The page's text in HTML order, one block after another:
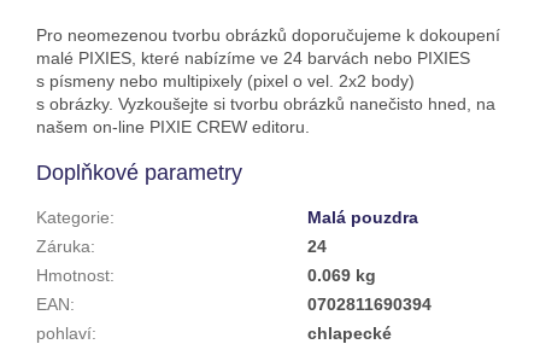
Pro neomezenou tvorbu obrázků doporučujeme k dokoupení
malé PIXIES, které nabízíme ve 24 barvách nebo PIXIES
s písmeny nebo multipixely (pixel o vel. 2x2 body)
s obrázky. Vyzkoušejte si tvorbu obrázků nanečisto hned, na
našem on-line PIXIE CREW editoru.
Doplňkové parametry
Kategorie:
Malá pouzdra
Záruka:
24
Hmotnost:
0.069 kg
EAN:
0702811690394
pohlaví:
chlapecké